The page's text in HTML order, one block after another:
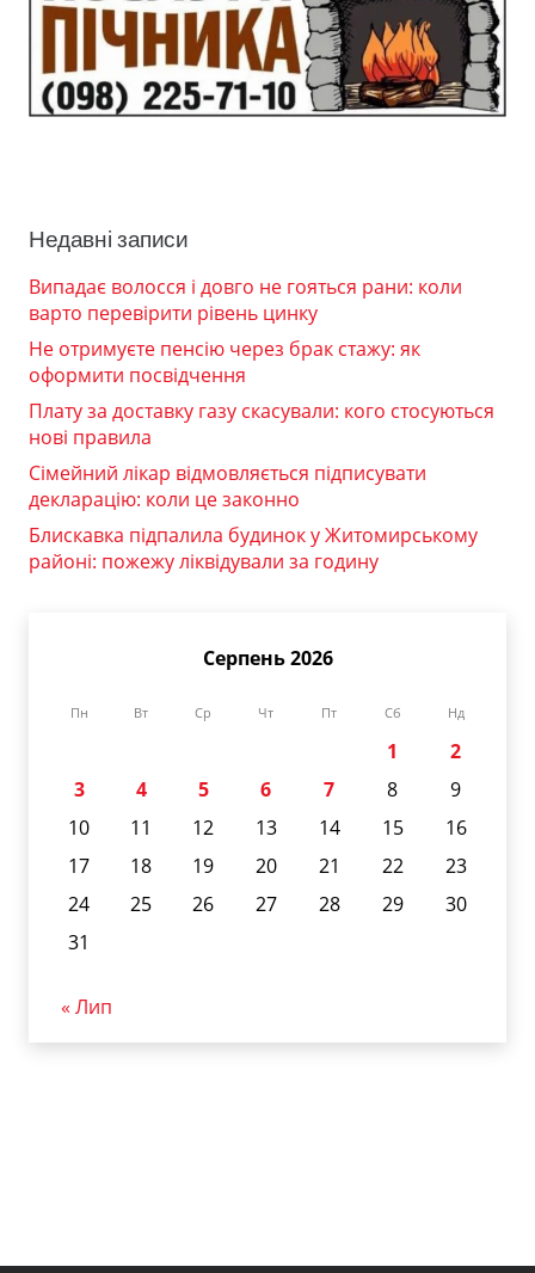
Недавні записи
Випадає волосся і довго не гояться рани: коли
варто перевірити рівень цинку
Не отримуєте пенсію через брак стажу: як
оформити посвідчення
Плату за доставку газу скасували: кого стосуються
нові правила
Сімейний лікар відмовляється підписувати
декларацію: коли це законно
Блискавка підпалила будинок у Житомирському
районі: пожежу ліквідували за годину
Серпень 2026
Пн Вт Ср Чт Пт Сб Нд
1
2
3
4 5 6 7 8
9
10
11 12 13 14 15
16
17
18 19 20 21 22
23
24
25 26 27 28 29
30
31
« Лип